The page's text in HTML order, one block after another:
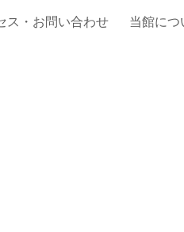
ス・お問い合わせ 当館につ